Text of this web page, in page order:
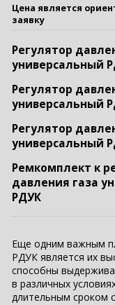
Цена является
заявку
Регулятор
универсальный
Регулятор
универсальный
Регулятор
универсальный
Ремкомплект к
давления газа
РДУК
Еще одним важным
РДУК является их
способны
в различных
длительным сроком